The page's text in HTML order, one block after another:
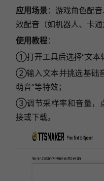
应用场景：游戏角色配
效配音（如机器人、卡通
使用教程：
①打开工具后选择“文本
②输入文本并挑选基础
萌音”等特效；
③调节采样率和音量，
接或下载。